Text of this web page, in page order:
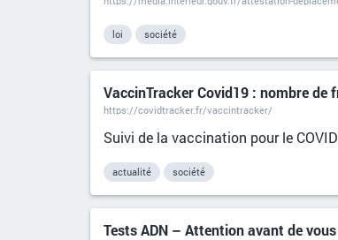
loi société
VaccinTracker Covid19 : nombre de
https://covidtracker.fr/vaccintracker/
Suivi de la vaccination pour le
actualité société
Tests ADN – Attention avant de